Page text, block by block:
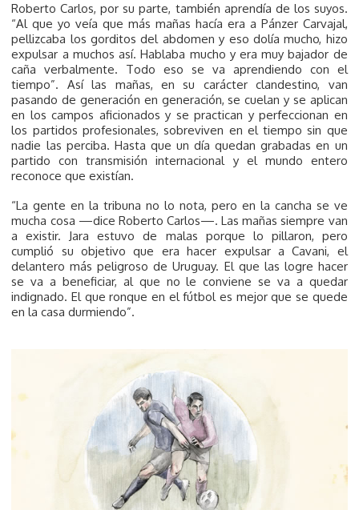
Roberto Carlos, por su parte, también aprendía de los suyos.
“Al que yo veía que más mañas hacía era a Pánzer Carvajal,
pellizcaba los gorditos del abdomen y eso dolía mucho, hizo
expulsar a muchos así. Hablaba mucho y era muy bajador de
caña verbalmente. Todo eso se va aprendiendo con el
tiempo”. Así las mañas, en su carácter clandestino, van
pasando de generación en generación, se cuelan y se aplican
en los campos aficionados y se practican y perfeccionan en
los partidos profesionales, sobreviven en el tiempo sin que
nadie las perciba. Hasta que un día quedan grabadas en un
partido con transmisión internacional y el mundo entero
reconoce que existían.
“La gente en la tribuna no lo nota, pero en la cancha se ve
mucha cosa —dice Roberto Carlos—. Las mañas siempre van
a existir. Jara estuvo de malas porque lo pillaron, pero
cumplió su objetivo que era hacer expulsar a Cavani, el
delantero más peligroso de Uruguay. El que las logre hacer
se va a beneficiar, al que no le conviene se va a quedar
indignado. El que ronque en el fútbol es mejor que se quede
en la casa durmiendo”.